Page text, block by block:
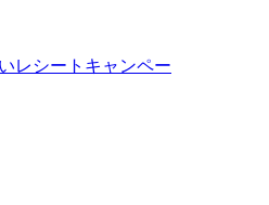
レシートキャンペー